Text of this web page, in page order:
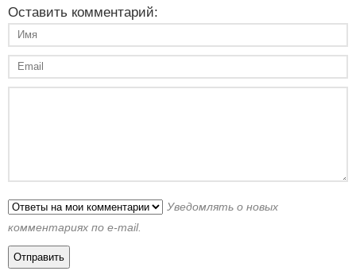
Оставить комментарий:
Уведомлять о новых
комментариях по e-mail.